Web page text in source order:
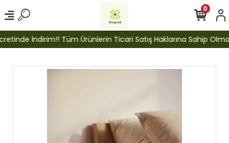
İndirim!! Tüm Ürünlerin Ticari Satış Haklarına Sahip
0